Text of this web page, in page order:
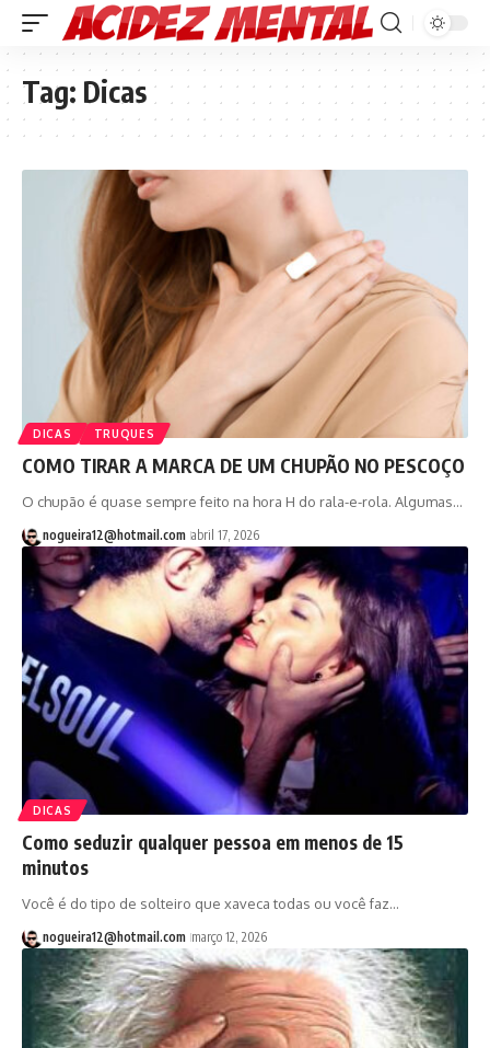
Tag: Dicas
DICAS TRUQUES
COMO TIRAR A MARCA DE UM CHUPÃO NO PESCOÇO
O chupão é quase sempre feito na hora H do rala-e-rola. Algumas…
nogueira12@hotmail.com abril 17, 2026
DICAS
Como seduzir qualquer pessoa em menos de 15
minutos
Você é do tipo de solteiro que xaveca todas ou você faz…
nogueira12@hotmail.com março 12, 2026